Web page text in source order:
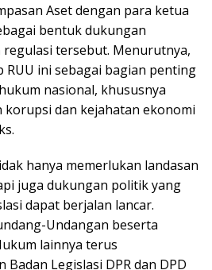
Aset dengan para ketua
bentuk dukungan
tersebut. Menurutnya,
RUU ini sebagai bagian penting
nasional, khususnya
korupsi dan kejahatan ekonomi
hanya memerlukan landasan
juga dukungan politik yang
dapat berjalan lancar.
Undangan beserta
lainnya terus
Legislasi DPR dan DPD